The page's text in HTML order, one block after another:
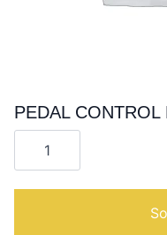
PEDAL CONTROL
Cantitate
PEDAL
DOSICREAM